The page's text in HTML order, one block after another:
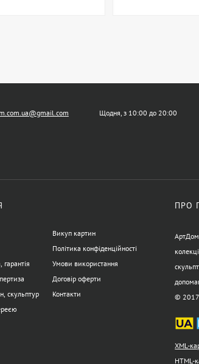
Щодня, з 10:00 до 20:00
скульптур
Викуп картин
Політика конфіденційності
Умови використання
Договір оферти
Контакти
ПРО
АртДом
©
XML-
HTML-